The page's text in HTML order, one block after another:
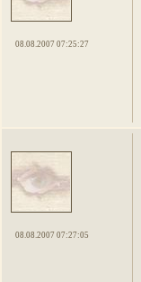
08.08.2007 07:25:27
08.08.2007 07:27:05